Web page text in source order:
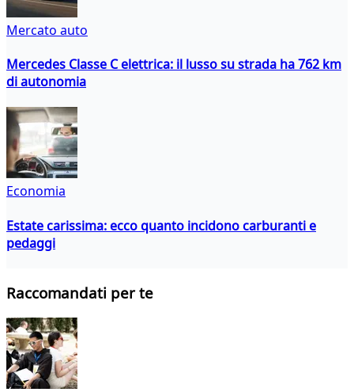
Mercato auto
Mercedes Classe C elettrica: il lusso su strada ha 762 km
di autonomia
Economia
Estate carissima: ecco quanto incidono carburanti e
pedaggi
Raccomandati per te